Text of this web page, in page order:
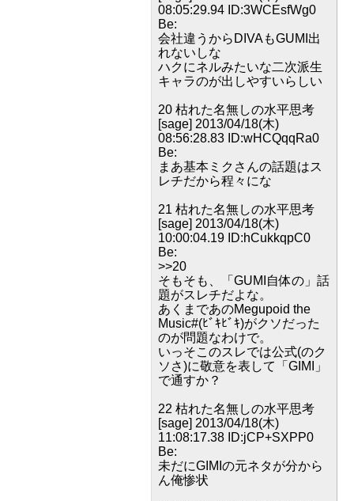
08:05:29.94 ID:3WCEsfWg0
Be:
会社違うからDIVAもGUMI出
れないしな
ハクにネルみたいな二次派生
キャラのが出しやすいらしい
20 枯れた名無しの水平思考
[sage] 2013/04/18(木)
08:56:28.83 ID:wHCQqqRa0
Be:
まあ基本ミクさんの話題はス
レチだから程々にな
21 枯れた名無しの水平思考
[sage] 2013/04/18(木)
10:00:04.19 ID:hCukkqpC0
Be:
>>20
そもそも、「GUMI自体の」話
題がスレチだよな。
あくまであのMegupoid the
Music#(ﾋﾞｷﾋﾞｷ)がクソだった
のが問題なわけで。
いっそこのスレでは公式(のク
ソさ)に敬意を表して「GIMI」
で通すか？
22 枯れた名無しの水平思考
[sage] 2013/04/18(木)
11:08:17.38 ID:jCP+SXPP0
Be:
未だにGIMIの元ネタが分から
ん俺惨状